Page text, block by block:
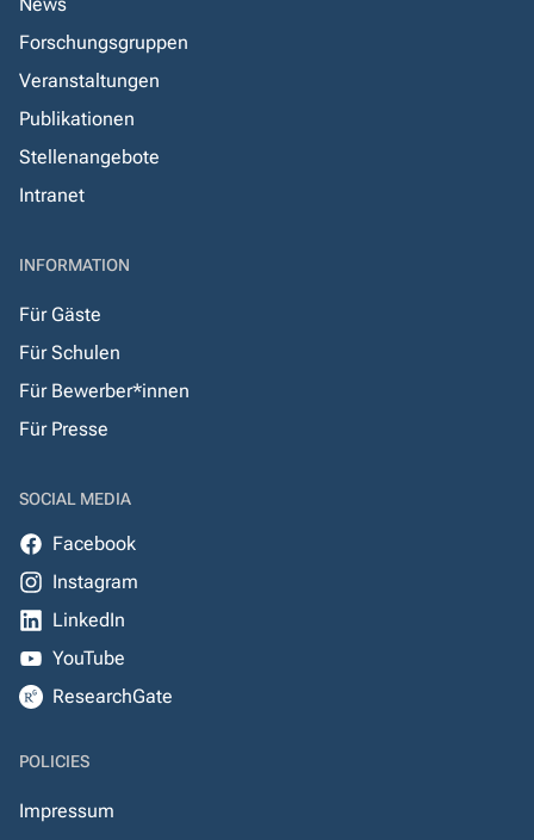
Forschungsgruppen
Veranstaltungen
Publikationen
Stellenangebote
Intranet
INFORMATION
Für Gäste
Für Schulen
Für Bewerber*innen
Für Presse
SOCIAL MEDIA
Facebook
Instagram
LinkedIn
YouTube
ResearchGate
POLICIES
Impressum